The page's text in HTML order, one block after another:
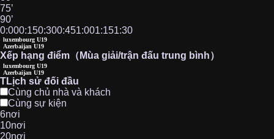
75’
90’
0:000:150:300:451:001:151:30
luxembourg U19
Azerbaijan U19
Xếp hạng điểm（Mùa giải/trận đấu trung bình）
luxembourg U19
Azerbaijan U19
TLịch sử đối đầu
Cùng chủ nhà và khách
Cùng sự kiện
6nơi
10nơi
20nơi